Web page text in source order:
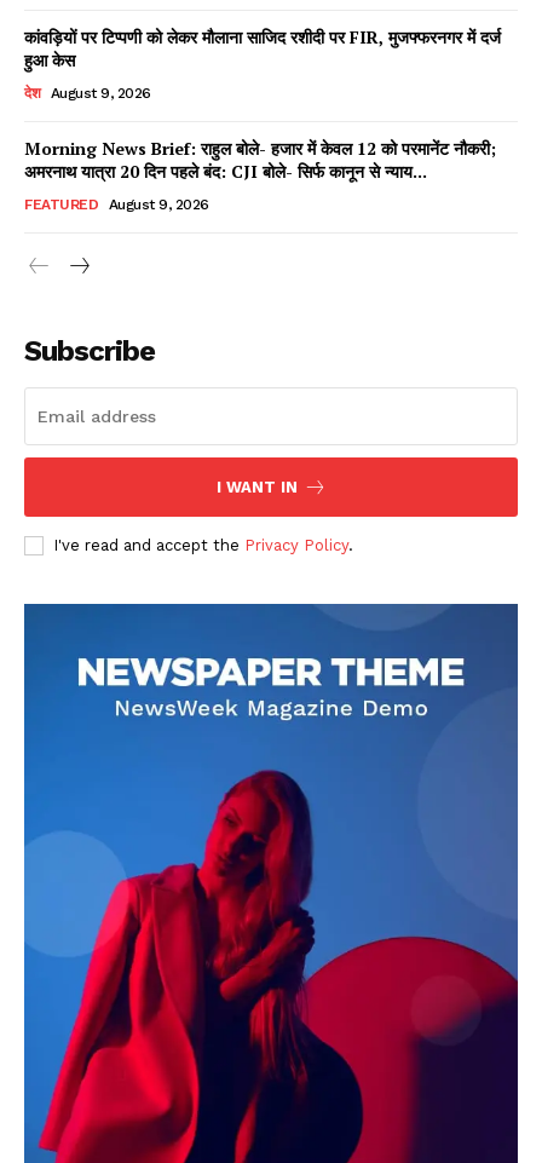
Facebook
Read Latest News on AIN
NEWS 1 App
AIN NEWS 1
Contact Us
Privacy Policy
Terms of Use Agreement
Facebook
X WhatsApp
Share
कांवड़ियों पर टिप्पणी को लेकर मौलाना साजिद रशीदी पर FIR, मुजफ्फरनगर में दर्ज
हुआ केस
देश August 9, 2026
Morning News Brief: राहुल बोले- हजार में केवल 12 को परमानेंट नौकरी;
अमरनाथ यात्रा 20 दिन पहले बंद: CJI बोले- सिर्फ कानून से न्याय...
FEATURED August 9, 2026
Subscribe
I WANT IN
I've read and accept the Privacy Policy.